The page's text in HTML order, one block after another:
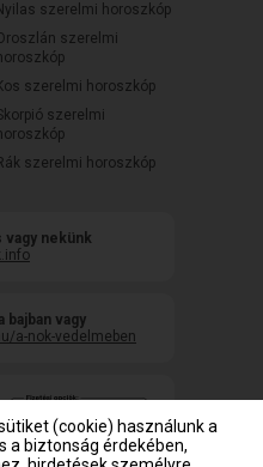
szerelmi horoszkóp
szerelmi
horoszkóp
szerelmi horoszkóp
szerelmi
horoszkóp
szerelmi horoszkóp
vagy nekünk
bajban vagy
a-nok-vedelmeben
(cookie) használunk a
a biztonság érdekében,